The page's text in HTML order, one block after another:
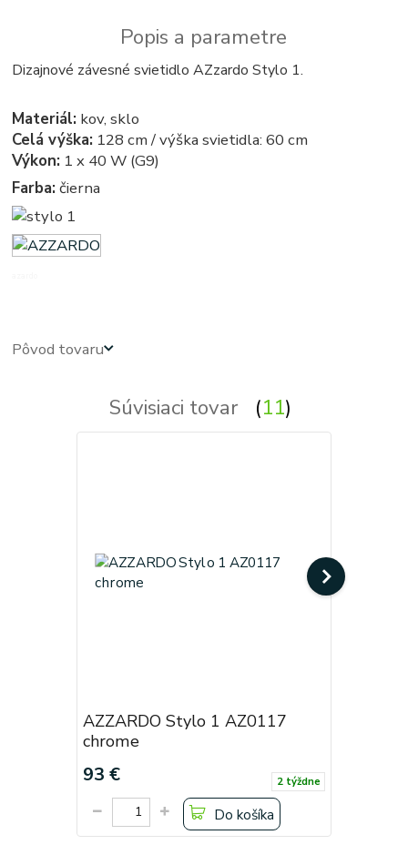
Popis a parametre
Dizajnové závesné svietidlo AZzardo Stylo 1.
Materiál: kov, sklo
Celá výška: 128 cm / výška svietidla: 60 cm
Výkon: 1 x 40 W (G9)
Farba: čierna
Pôvod tovaru
Súvisiaci tovar 11
AZZARDO Stylo 1 AZ0117
chrome
93 € 2 týždne
Do košíka